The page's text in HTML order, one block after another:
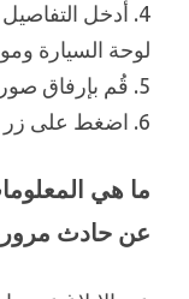
4. أدخل
لوحة السيارة
5. قُم بإرفاق صورة للحادث (إن أمكن).
6. اضغط على زر الإرسال لإتمام عملية التقديم.
ما هي
عن حادث